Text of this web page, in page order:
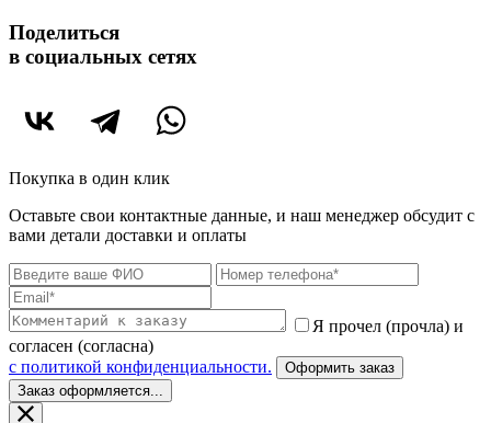
Поделиться
в социальных сетях
Покупка в один клик
Оставьте свои контактные данные, и наш менеджер обсудит с
вами детали доставки и оплаты
Я прочел (прочла) и
согласен (согласна)
c политикой конфиденциальности.
Оформить заказ
Заказ оформляется...